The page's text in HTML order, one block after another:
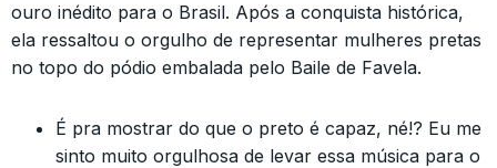
ouro inédito para o Brasil. Após a conquista histórica,
ela ressaltou o orgulho de representar mulheres pretas
no topo do pódio embalada pelo Baile de Favela.
É pra mostrar do que o preto é capaz, né!? Eu me
sinto muito orgulhosa de levar essa música para o